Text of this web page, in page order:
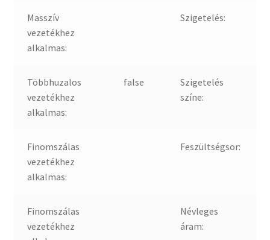
Masszív
vezetékhez
alkalmas:
Szigetelés:
Többhuzalos
vezetékhez
alkalmas:
false
Szigetelés
színe:
Finomszálas
vezetékhez
alkalmas:
Feszültségsor:
Finomszálas
vezetékhez
Névleges
áram: